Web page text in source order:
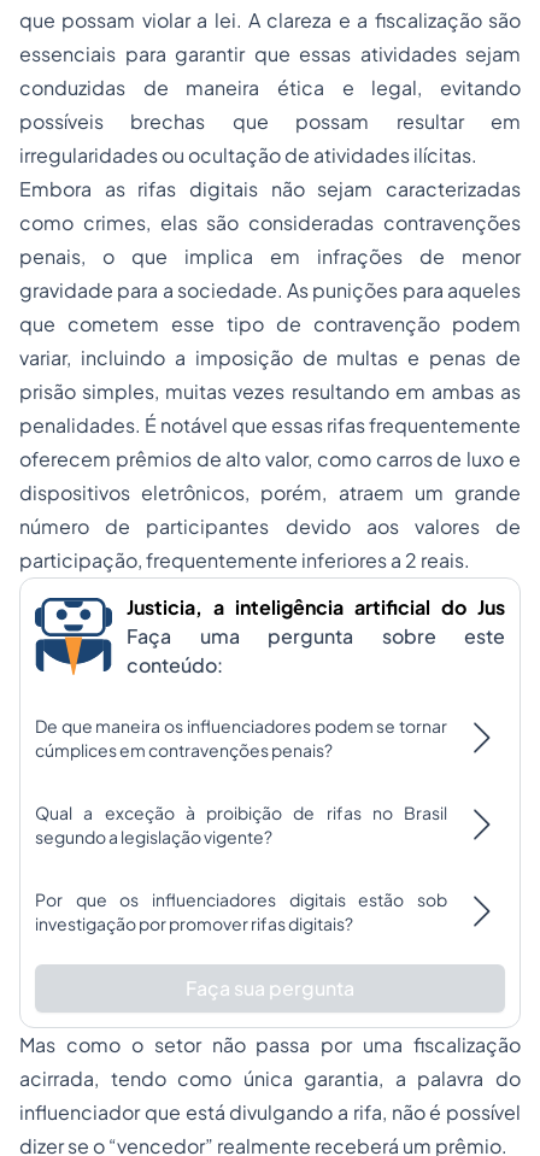
que possam violar a lei. A clareza e a fiscalização são
essenciais para garantir que essas atividades sejam
conduzidas de maneira ética e legal, evitando
possíveis brechas que possam resultar em
irregularidades ou ocultação de atividades ilícitas.
Embora as rifas digitais não sejam caracterizadas
como crimes, elas são consideradas contravenções
penais, o que implica em infrações de menor
gravidade para a sociedade. As punições para aqueles
que cometem esse tipo de contravenção podem
variar, incluindo a imposição de multas e penas de
prisão simples, muitas vezes resultando em ambas as
penalidades. É notável que essas rifas frequentemente
oferecem prêmios de alto valor, como carros de luxo e
dispositivos eletrônicos, porém, atraem um grande
número de participantes devido aos valores de
participação, frequentemente inferiores a 2 reais.
Justicia, a inteligência artificial do Jus
Faça uma pergunta sobre este
conteúdo:
De que maneira os influenciadores podem se tornar
cúmplices em contravenções penais?
Qual a exceção à proibição de rifas no Brasil
segundo a legislação vigente?
Por que os influenciadores digitais estão sob
investigação por promover rifas digitais?
Faça sua pergunta
Mas como o setor não passa por uma fiscalização
acirrada, tendo como única garantia, a palavra do
influenciador que está divulgando a rifa, não é possível
dizer se o “vencedor” realmente receberá um prêmio.